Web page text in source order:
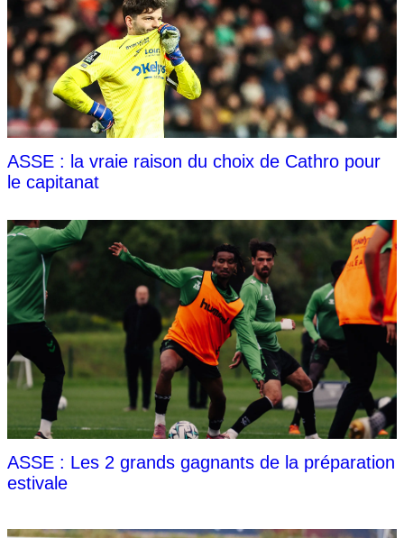
ASSE : la vraie raison du choix de Cathro pour
le capitanat
ASSE : Les 2 grands gagnants de la préparation
estivale